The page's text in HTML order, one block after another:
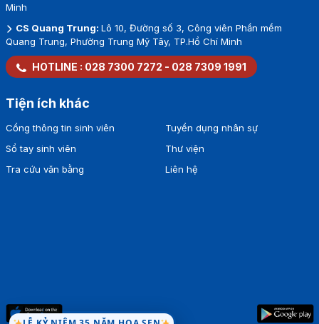
Minh
CS Quang Trung: Lô 10, Đường số 3, Công viên Phần mềm
Quang Trung, Phường Trung Mỹ Tây, TP.Hồ Chí Minh
HOTLINE : 028 7300 7272 - 028 7309 1991
Tiện ích khác
Cổng thông tin sinh viên
Sổ tay sinh viên
Tra cứu văn bằng
Tuyển dụng nhân sự
Thư viện
Liên hệ